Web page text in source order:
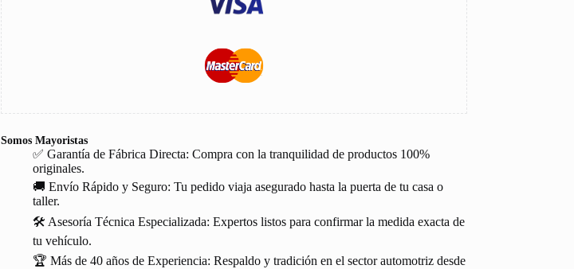
Somos Mayoristas
✅ Garantía de Fábrica Directa: Compra con la tranquilidad de productos 100%
originales.
🚚 Envío Rápido y Seguro: Tu pedido viaja asegurado hasta la puerta de tu casa o
taller.
🛠️ Asesoría Técnica Especializada: Expertos listos para confirmar la medida exacta de
tu vehículo.
🏆 Más de 40 años de Experiencia: Respaldo y tradición en el sector automotriz desde